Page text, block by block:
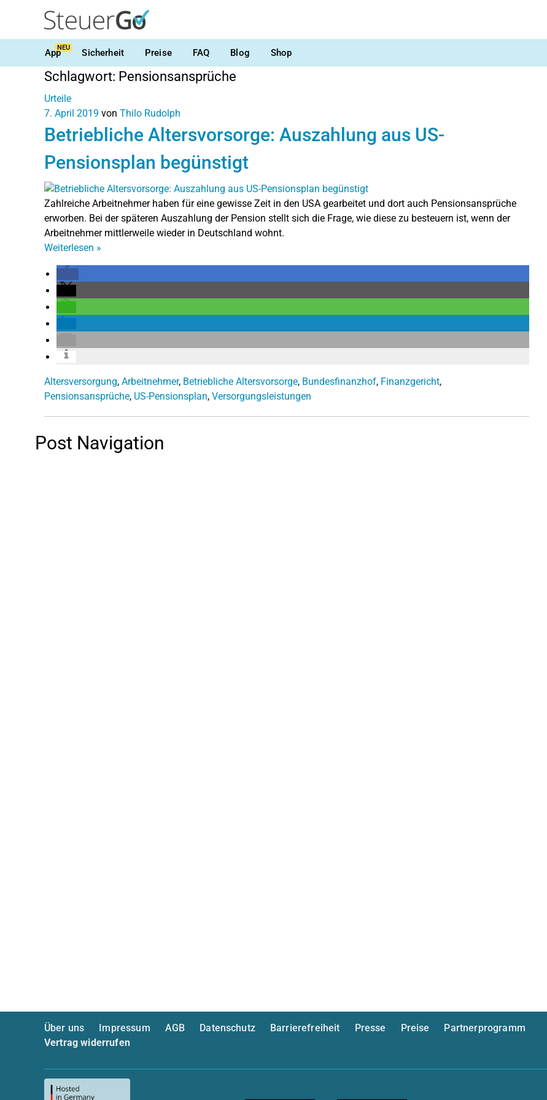
AppNEU Sicherheit Preise FAQ Blog Shop
Schlagwort: Pensionsansprüche
Urteile
7. April 2019 von Thilo Rudolph
Betriebliche Altersvorsorge: Auszahlung aus US-
Pensionsplan begünstigt
Zahlreiche Arbeitnehmer haben für eine gewisse Zeit in den USA gearbeitet und dort auch Pensionsansprüche
erworben. Bei der späteren Auszahlung der Pension stellt sich die Frage, wie diese zu besteuern ist, wenn der
Arbeitnehmer mittlerweile wieder in Deutschland wohnt.
Weiterlesen »
Altersversorgung, Arbeitnehmer, Betriebliche Altersvorsorge, Bundesfinanzhof, Finanzgericht,
Pensionsansprüche, US-Pensionsplan, Versorgungsleistungen
Post Navigation
Über uns Impressum AGB Datenschutz Barrierefreiheit Presse Preise
Partnerprogramm
Vertrag widerrufen